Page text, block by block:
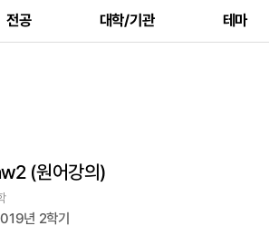
전공 대학/기관 테마
(원어강의)
년 2학기